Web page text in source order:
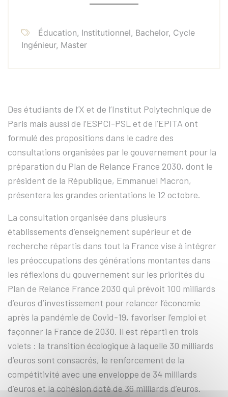
Éducation, Institutionnel, Bachelor, Cycle
Ingénieur, Master
Des étudiants de l’X et de l’Institut Polytechnique de
Paris mais aussi de l’ESPCI-PSL et de l’EPITA ont
formulé des propositions dans le cadre des
consultations organisées par le gouvernement pour la
préparation du Plan de Relance France 2030, dont le
président de la République, Emmanuel Macron,
présentera les grandes orientations le 12 octobre.
La consultation organisée dans plusieurs
établissements d’enseignement supérieur et de
recherche répartis dans tout la France vise à intégrer
les préoccupations des générations montantes dans
les réflexions du gouvernement sur les priorités du
Plan de Relance France 2030 qui prévoit 100 milliards
d’euros d’investissement pour relancer l’économie
après la pandémie de Covid-19, favoriser l’emploi et
façonner la France de 2030. Il est réparti en trois
volets : la transition écologique à laquelle 30 milliards
d’euros sont consacrés, le renforcement de la
compétitivité avec une enveloppe de 34 milliards
d’euros et la cohésion doté de 36 milliards d’euros.